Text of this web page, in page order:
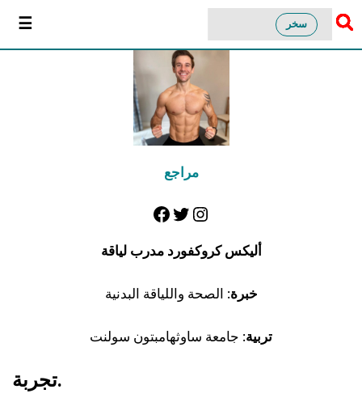
سخر
مراجع
أليكس كروكفورد مدرب لياقة
خبرة: الصحة واللياقة البدنية
تربية: جامعة ساوثهامبتون سولنت
تجربة.